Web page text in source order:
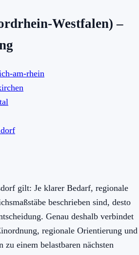
Westfalen) –
am-rhein
gilt: Je klarer Bedarf, regionale
beschrieben sind, desto
Genau deshalb verbindet
regionale Orientierung und
zu einem belastbaren nächsten